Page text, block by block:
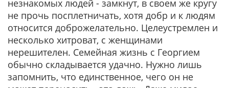
незнакомых людей - замкнут, в своем же кругу
не прочь посплетничать, хотя добр и к людям
относится доброжелательно. Целеустремлен и
несколько хитроват, с женщинами
нерешителен. Семейная жизнь с Георгием
обычно складывается удачно. Нужно лишь
запомнить, что единственное, чего он не